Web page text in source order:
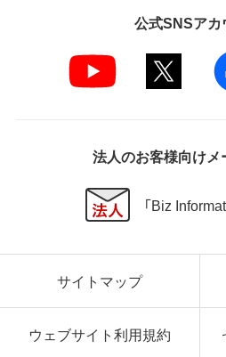
公式SNSアカ
法人のお客様向け
「Biz
サイトマップ
ウェブサイト利用規約